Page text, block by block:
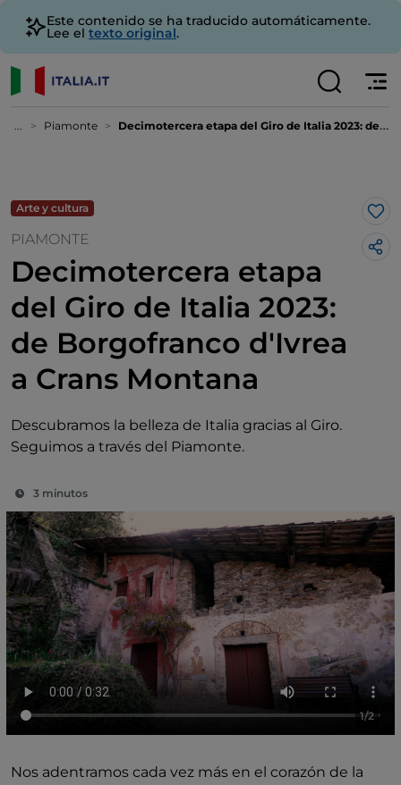
Este contenido se ha traducido automáticamente.
Lee el texto original.
... Piamonte Decimotercera etapa del Giro de Italia 2023: de Borgofranco d'Ivrea a Crans Montana
Arte y cultura
PIAMONTE
Decimotercera etapa
del Giro de Italia 2023:
de Borgofranco d'Ivrea
a Crans Montana
Descubramos la belleza de Italia gracias al Giro.
Seguimos a través del Piamonte.
3 minutos
Me
1/2
Nos adentramos cada vez más en el corazón de la